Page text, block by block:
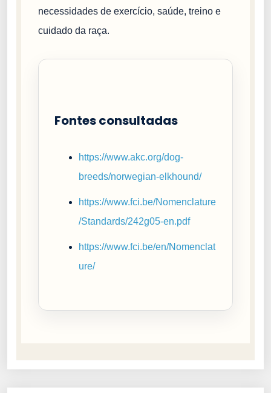
necessidades de exercício, saúde, treino e
cuidado da raça.
Fontes consultadas
https://www.akc.org/dog-
breeds/norwegian-elkhound/
https://www.fci.be/Nomenclature
/Standards/242g05-en.pdf
https://www.fci.be/en/Nomenclat
ure/